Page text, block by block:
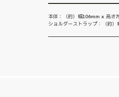
本体：（約）幅106mm x 高さ
ショルダーストラップ：（約